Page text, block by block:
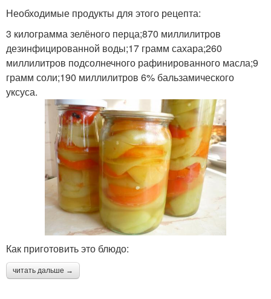
Необходимые продукты для этого рецепта:
3 килограмма зелёного перца;870 миллилитров
дезинфицированной воды;17 грамм сахара;260
миллилитров подсолнечного рафинированного масла;9
грамм соли;190 миллилитров 6% бальзамического
уксуса.
Как приготовить это блюдо:
читать дальше →